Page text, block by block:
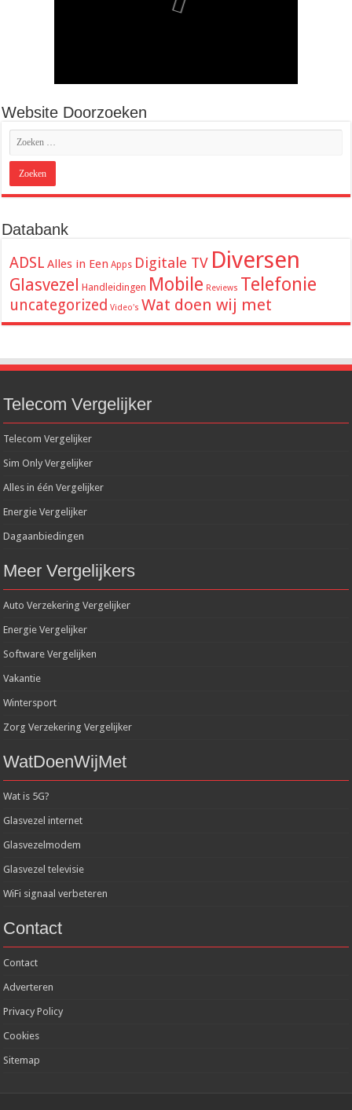
Website Doorzoeken
Databank
ADSL Alles in Een Apps Digitale TV Diversen
Glasvezel Handleidingen Mobile Reviews Telefonie
uncategorized Video's Wat doen wij met
Telecom Vergelijker
Telecom Vergelijker
Sim Only Vergelijker
Alles in één Vergelijker
Energie Vergelijker
Dagaanbiedingen
Meer Vergelijkers
Auto Verzekering Vergelijker
Energie Vergelijker
Software Vergelijken
Vakantie
Wintersport
Zorg Verzekering Vergelijker
WatDoenWijMet
Wat is 5G?
Glasvezel internet
Glasvezelmodem
Glasvezel televisie
WiFi signaal verbeteren
Contact
Contact
Adverteren
Privacy Policy
Cookies
Sitemap